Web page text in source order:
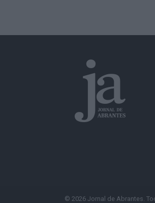
© 2026 Jornal de Abrantes.